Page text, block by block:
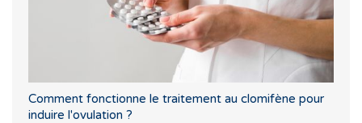
Comment fonctionne le traitement au clomifène pour
induire l'ovulation ?